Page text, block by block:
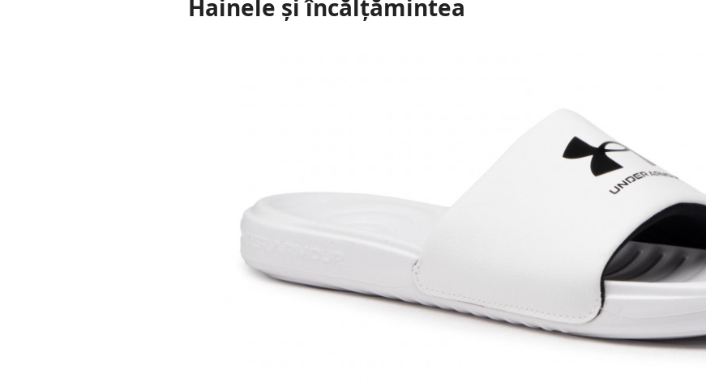
Hainele și încălțămintea